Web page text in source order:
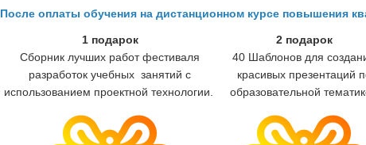
После оплаты обучения на дистанционном курсе повышения
1 подарок 2 подарок
Сборник лучших работ фестиваля
разработок учебных занятий с
использованием проектной технологии.
40 Шаблонов для
красивых презентаций
образовательной